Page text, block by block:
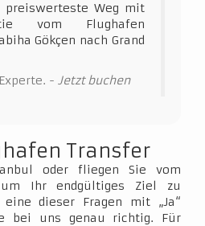
preiswerteste Weg mit
vom Flughafen
Gökçen nach Grand
- Jetzt buchen
Transfer
oder fliegen Sie vom
Ihr endgültiges Ziel zu
dieser Fragen mit „Ja“
bei uns genau richtig. Für